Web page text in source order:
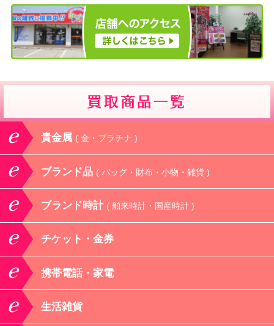
貴金属 ( 金・プラチナ )
ブランド品 ( バッグ・財布・小物・雑貨 )
ブランド時計 ( 舶来時計・国産時計 )
チケット・金券
携帯電話・家電
生活雑貨